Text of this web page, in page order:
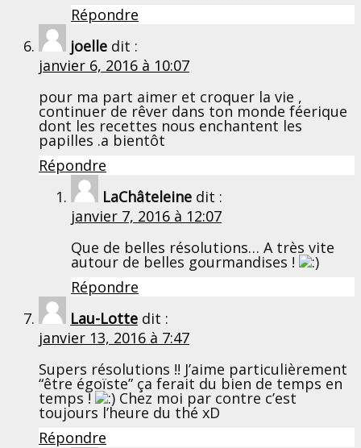
Répondre
joelle dit :
janvier 6, 2016 à 10:07
pour ma part aimer et croquer la vie ,
continuer de rêver dans ton monde féerique
dont les recettes nous enchantent les
papilles .a bientôt
Répondre
LaChâteleine dit :
janvier 7, 2016 à 12:07
Que de belles résolutions… A très vite
autour de belles gourmandises !
Répondre
Lau-Lotte dit :
janvier 13, 2016 à 7:47
Supers résolutions !! J’aime particulièrement
“être égoïste” ça ferait du bien de temps en
temps ! Chez moi par contre c’est
toujours l’heure du thé xD
Répondre